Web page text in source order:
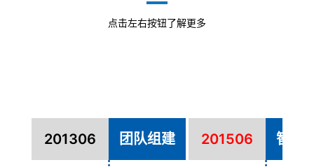
点击左右按钮了解更多
201306 团队组建 201506 智能